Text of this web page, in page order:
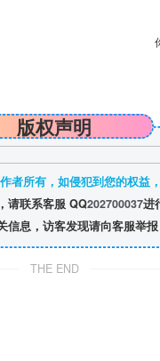
版权声明
者所有，如侵犯到您的权益
请联系客服 QQ202700037进
信息，访客发现请向客服举报
THE END